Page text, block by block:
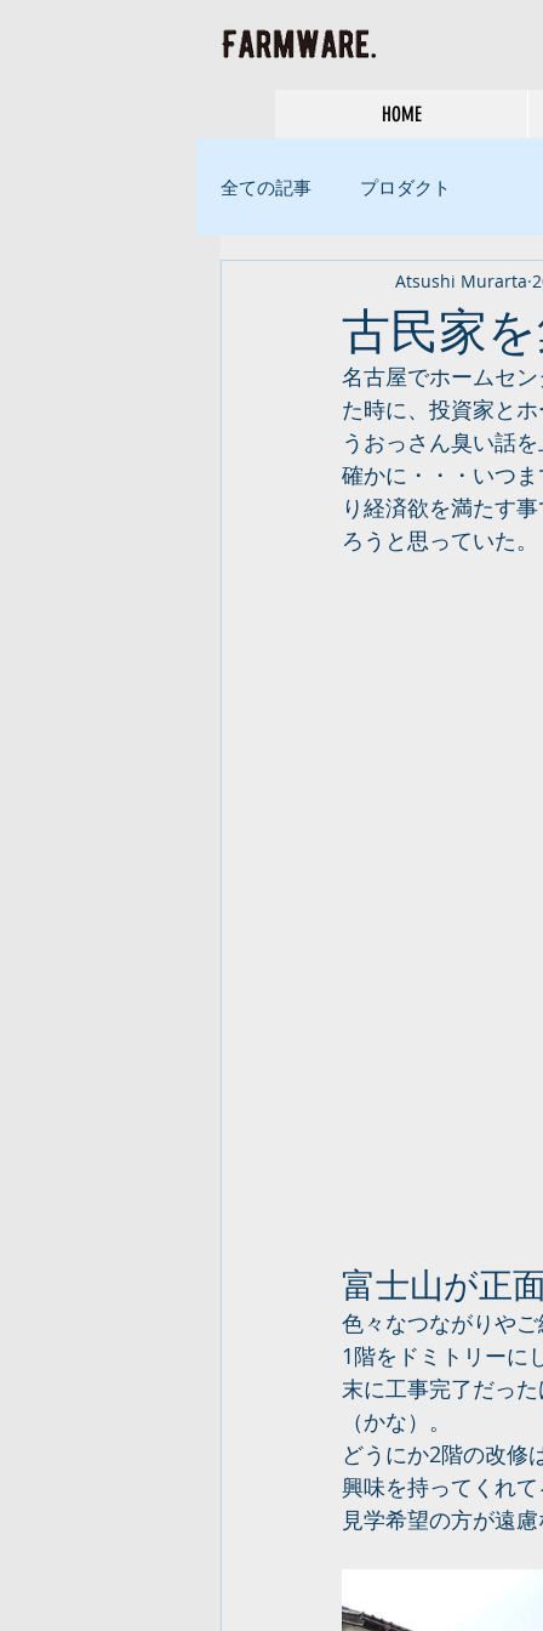
HOME
全ての記事 プロダクト
古民家
Atsushi Murarta
名古屋でホームセ
た時に、投資家と
うおっさん臭い話
確かに・・・いつ
り経済欲を満たす
ろうと思っていた。
富士山が正
色々なつながりや
1階をドミトリーに
末に工事完了だっ
（かな）。
どうにか2階の改修
興味を持ってくれ
見学希望の方が遠